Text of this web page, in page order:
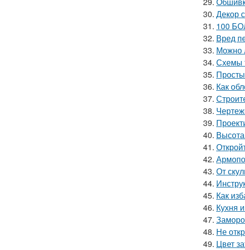
30. Декор
31. 100
32. Вред
33. Можно
34. Схемы
35.
36. Как
37.
38.
39.
40.
41.
42.
43. От
44.
45. Как
46. Кухня
47.
48. Не
49. Цвет